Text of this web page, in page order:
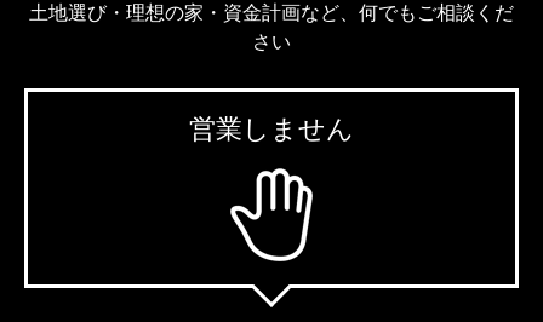
土地選び・理想の家・資金計画など、何でもご相談くだ
さい
営業しません